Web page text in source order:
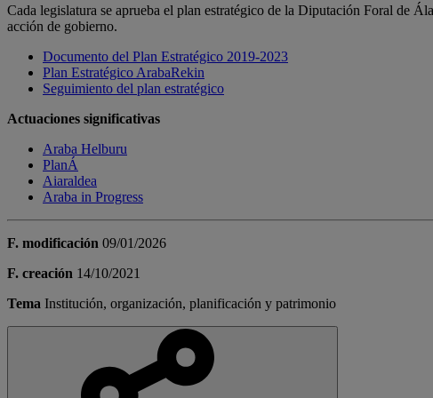
Cada legislatura se aprueba el plan estratégico de la Diputación Foral de
acción de gobierno.
Documento del Plan Estratégico 2019-2023
Plan Estratégico ArabaRekin
Seguimiento del plan estratégico
Actuaciones significativas
Araba Helburu
PlanÁ
Aiaraldea
Araba in Progress
F. modificación 09/01/2026
F. creación 14/10/2021
Tema Institución, organización, planificación y patrimonio